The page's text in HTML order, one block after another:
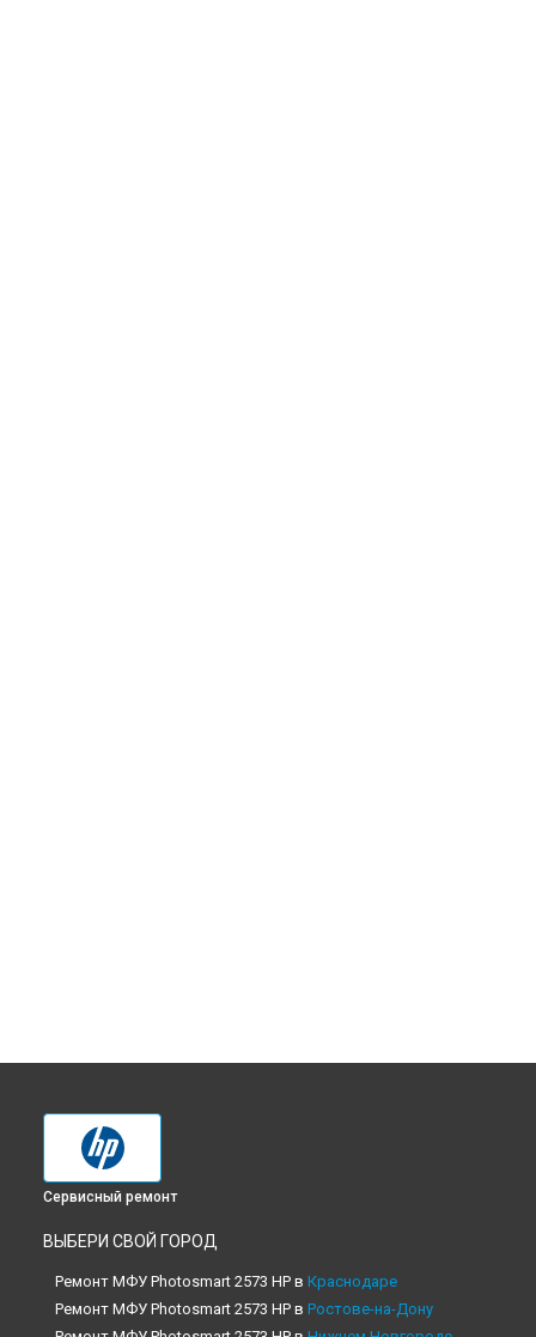
Сервисный ремонт
ВЫБЕРИ СВОЙ ГОРОД
Ремонт МФУ Photosmart 2573 HP в Краснодаре
Ремонт МФУ Photosmart 2573 HP в Ростове-на-Дону